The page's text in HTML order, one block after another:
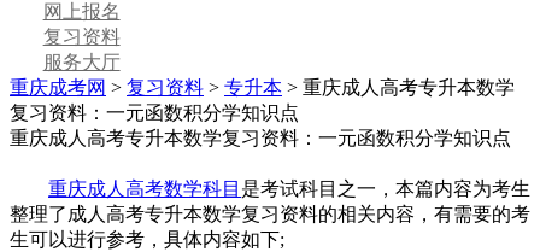
网上报名
复习资料
服务大厅
重庆成考网 > 复习资料 > 专升本 > 重庆成人高考专升本数学
复习资料：一元函数积分学知识点
重庆成人高考专升本数学复习资料：一元函数积分学知识点
重庆成人高考数学科目 是考试科目之一，本篇内容为考生
整理了成人高考专升本数学复习资料的相关内容，有需要的考
生可以进行参考，具体内容如下;